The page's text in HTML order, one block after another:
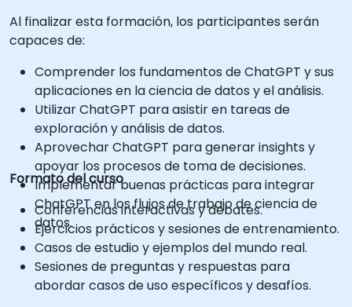
Al finalizar esta formación, los participantes serán
capaces de:
Comprender los fundamentos de ChatGPT y sus
aplicaciones en la ciencia de datos y el análisis.
Utilizar ChatGPT para asistir en tareas de
exploración y análisis de datos.
Aprovechar ChatGPT para generar insights y
apoyar los procesos de toma de decisiones.
Implementar buenas prácticas para integrar
ChatGPT en los flujos de trabajo de ciencia de
datos.
Formato del curso
Conferencias interactivas y debates.
Ejercicios prácticos y sesiones de entrenamiento.
Casos de estudio y ejemplos del mundo real.
Sesiones de preguntas y respuestas para
abordar casos de uso específicos y desafíos.